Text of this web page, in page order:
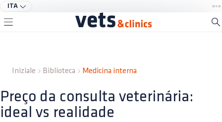
ITA
Iniziale Biblioteca Medicina interna
Preço da consulta veterinária:
ideal vs realidade